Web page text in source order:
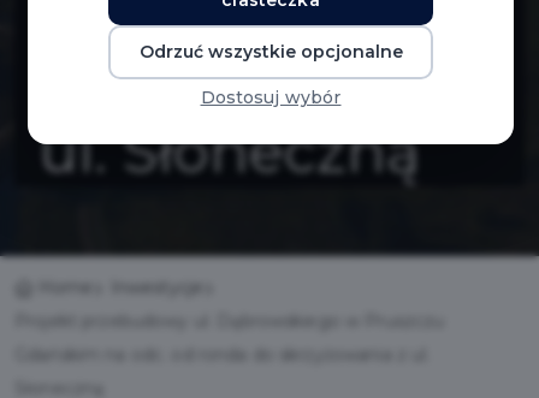
do
skrzyżowania z
ul. Słoneczną
Odrzuć wszystkie opcjonalne
Dostosuj wybór